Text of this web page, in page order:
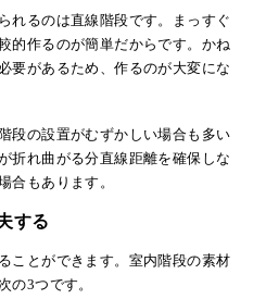
れるのは直線階段です。まっすぐ
的作るのが簡単だからです。かね
要があるため、作るのが大変にな
段の設置がむずかしい場合も多い
折れ曲がる分直線距離を確保しな
合もあります。
する
ことができます。室内階段の素材
の3つです。